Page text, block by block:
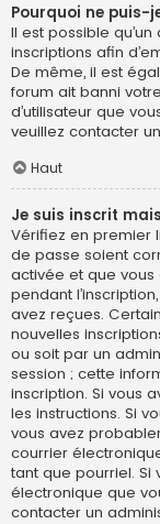
Pourquoi ne puis-
Il est possible
inscriptions afin
De même, il est
forum ait banni
d’utilisateur que
veuillez contacter
Haut
Je suis inscrit
Vérifiez en premier
de passe soient
activée et que vous
pendant
avez reçues.
nouvelles
ou soit par un
session ; cette
inscription. Si vous
les instructions. Si
vous avez
courrier
tant que pourriel. Si
électronique que
contacter un